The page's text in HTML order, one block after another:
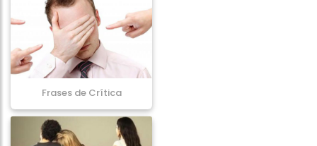
Frases de Crítica